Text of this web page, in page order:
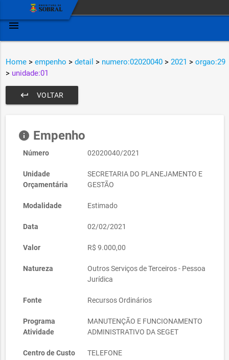
menu
Home > empenho > detail > numero:02020040 > 2021 > orgao:29
> unidade:01
VOLTAR
keyboard_return
info Empenho
Número 02020040/2021
Unidade
Orçamentária
SECRETARIA DO PLANEJAMENTO E
GESTÃO
Modalidade Estimado
Data 02/02/2021
Valor R$ 9.000,00
Natureza
Outros Serviços de Terceiros - Pessoa
Jurídica
Fonte Recursos Ordinários
Programa
Atividade
MANUTENÇÃO E FUNCIONAMENTO
ADMINISTRATIVO DA SEGET
Centro de Custo TELEFONE